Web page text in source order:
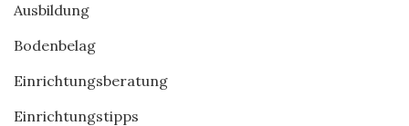
Ausbildung
Bodenbelag
Einrichtungsberatung
Einrichtungstipps